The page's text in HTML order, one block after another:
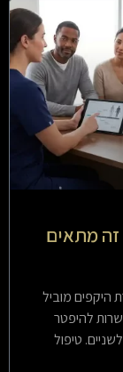
זה מתאים
היקפים מוביל
להיפטר
טיפול